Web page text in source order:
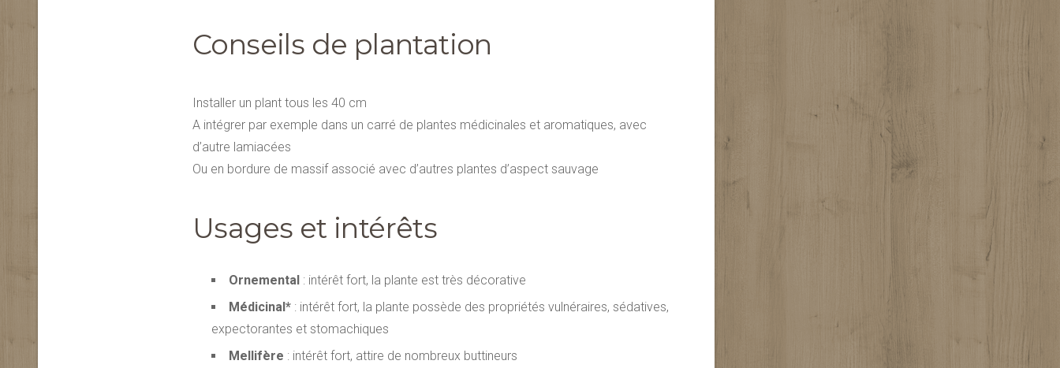
Conseils de plantation
Installer un plant tous les 40 cm
A intégrer par exemple dans un carré de plantes médicinales et aromatiques, avec
d’autre lamiacées
Ou en bordure de massif associé avec d’autres plantes d’aspect sauvage
Usages et intérêts
Ornemental : intérêt fort, la plante est très décorative
Médicinal* : intérêt fort, la plante possède des propriétés vulnéraires, sédatives,
expectorantes et stomachiques
Mellifère : intérêt fort, attire de nombreux buttineurs